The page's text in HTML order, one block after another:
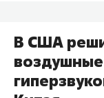
В США